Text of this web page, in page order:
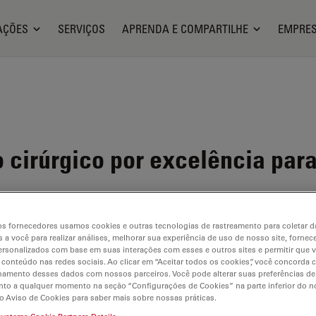
SERVIÇOS APRENDA E COMPARTILHE
cirúrgico por excelência
Please contact us to enquire about recent alternative
fornecedores usamos cookies e outras tecnologias de rastreamento para coletar
a você para realizar análises, melhorar sua experiência de uso de nosso site,
com base em suas interações com esses e outros sites e permitir que
nas redes sociais. Ao clicar em “Aceitar todos os cookies”, você concorda
desses dados com nossos parceiros. Você pode alterar suas preferências de
a qualquer momento na seção “Configurações de Cookies” na parte inferior do
Aviso de Cookies para saber mais sobre nossas práticas.